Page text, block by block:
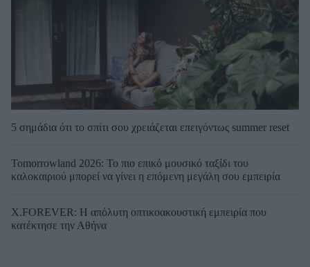
5 σημάδια ότι το σπίτι σου χρειάζεται επειγόντως summer reset
Tomorrowland 2026: Το πιο επικό μουσικό ταξίδι του
καλοκαιριού μπορεί να γίνει η επόμενη μεγάλη σου εμπειρία
X.FOREVER: Η απόλυτη οπτικοακουστική εμπειρία που
κατέκτησε την Αθήνα